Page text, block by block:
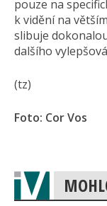
pouze na
k vidění na
slibuje
dalšího
(tz)
Foto: Cor Vos